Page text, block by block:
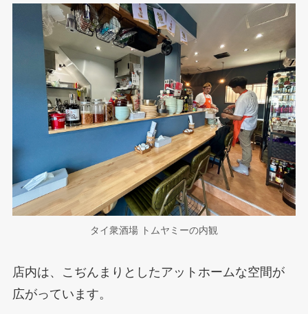
タイ衆酒場 トムヤミーの内観
店内は、こぢんまりとしたアットホームな空間が
広がっています。